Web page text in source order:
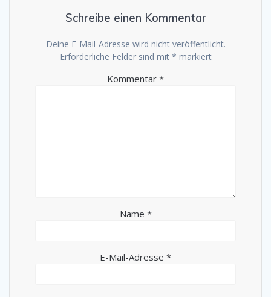
Meinen Namen, meine E-Mail-Adresse und
nächste Kommentierung speichern.
Germanen schaukeln mit 2 Teams „die Eier“ bei den
Rottmeisterspielen 2026
Tulpenrott feiert 1-jähriges